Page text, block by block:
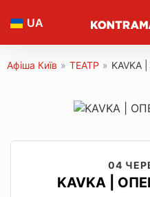
UA
Афіша Київ » ТЕАТР »
04
KAVKA |